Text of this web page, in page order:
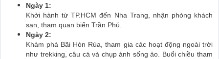
Ngày 1:
Khởi hành từ TP.HCM đến Nha Trang, nhận phòng khách
sạn, tham quan biển Trần Phú.
Ngày 2:
Khám phá Bãi Hòn Rùa, tham gia các hoạt động ngoài trời
như trekking, câu cá và chụp ảnh sống ảo. Buổi chiều tham